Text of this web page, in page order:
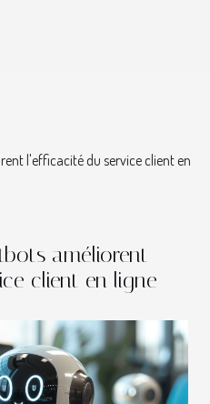
l'efficacité du service client en
améliorent
client en ligne